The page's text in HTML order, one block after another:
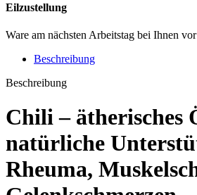
Eilzustellung
Ware am nächsten Arbeitstag bei Ihnen
Beschreibung
Beschreibung
Chili – ätherisches
natürliche
Rheuma,